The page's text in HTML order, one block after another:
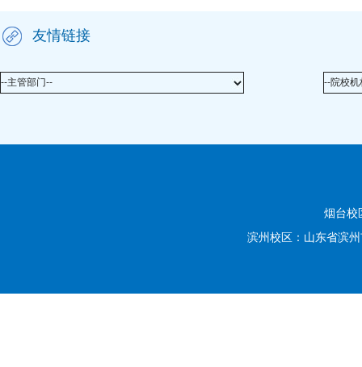
友情链接
--主管部门-- --院校机
烟台校
滨州校区：山东省滨